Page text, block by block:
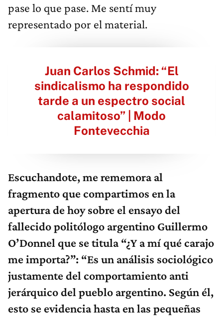
pase lo que pase. Me sentí muy
representado por el material.
Juan Carlos Schmid: “El
sindicalismo ha respondido
tarde a un espectro social
calamitoso” | Modo
Fontevecchia
Escuchandote, me rememora al
fragmento que compartimos en la
apertura de hoy sobre el ensayo del
fallecido politólogo argentino Guillermo
O’Donnel que se titula “¿Y a mí qué carajo
me importa?”: “Es un análisis sociológico
justamente del comportamiento anti
jerárquico del pueblo argentino. Según él,
esto se evidencia hasta en las pequeñas